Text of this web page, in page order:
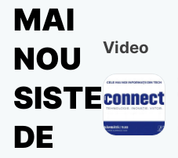
MAI
NOU
SISTEM
DE
Video